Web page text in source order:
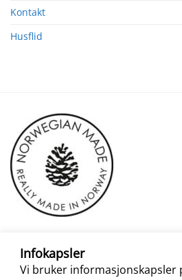
Infokapsler
Vi bruker informasjonskapsler
Kontakt
Husflid